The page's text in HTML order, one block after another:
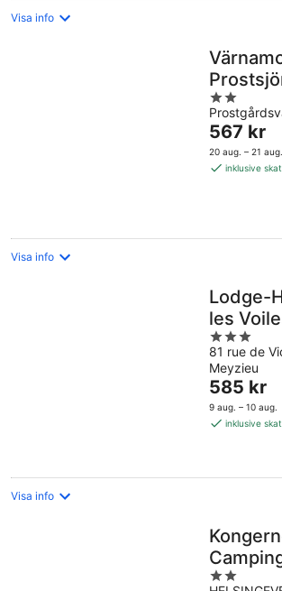
Visa info
2
out
of
5
Priset
är
567 kr
567 kr
20 aug. – 21 aug.
inklusive
Visa info
Lodge-
les
Large
3
out
of
5
81 rue de
Meyzieu
Priset
är
585 kr
585 kr
9 aug. – 10 aug.
inklusive
Visa info
2